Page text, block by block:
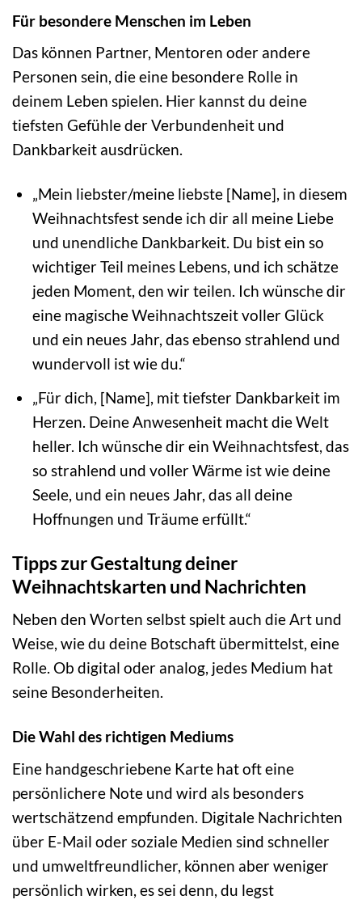
Für besondere Menschen im Leben
Das können Partner, Mentoren oder andere
Personen sein, die eine besondere Rolle in
deinem Leben spielen. Hier kannst du deine
tiefsten Gefühle der Verbundenheit und
Dankbarkeit ausdrücken.
„Mein liebster/meine liebste [Name], in diesem
Weihnachtsfest sende ich dir all meine Liebe
und unendliche Dankbarkeit. Du bist ein so
wichtiger Teil meines Lebens, und ich schätze
jeden Moment, den wir teilen. Ich wünsche dir
eine magische Weihnachtszeit voller Glück
und ein neues Jahr, das ebenso strahlend und
wundervoll ist wie du.“
„Für dich, [Name], mit tiefster Dankbarkeit im
Herzen. Deine Anwesenheit macht die Welt
heller. Ich wünsche dir ein Weihnachtsfest, das
so strahlend und voller Wärme ist wie deine
Seele, und ein neues Jahr, das all deine
Hoffnungen und Träume erfüllt.“
Tipps zur Gestaltung deiner
Weihnachtskarten und Nachrichten
Neben den Worten selbst spielt auch die Art und
Weise, wie du deine Botschaft übermittelst, eine
Rolle. Ob digital oder analog, jedes Medium hat
seine Besonderheiten.
Die Wahl des richtigen Mediums
Eine handgeschriebene Karte hat oft eine
persönlichere Note und wird als besonders
wertschätzend empfunden. Digitale Nachrichten
über E-Mail oder soziale Medien sind schneller
und umweltfreundlicher, können aber weniger
persönlich wirken, es sei denn, du legst